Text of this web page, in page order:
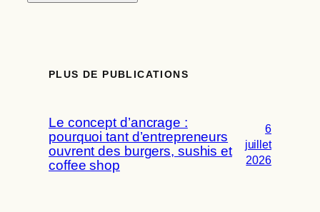
PLUS DE PUBLICATIONS
Le concept d’ancrage :
pourquoi tant d’entrepreneurs
ouvrent des burgers, sushis et
coffee shop
6
juillet
2026